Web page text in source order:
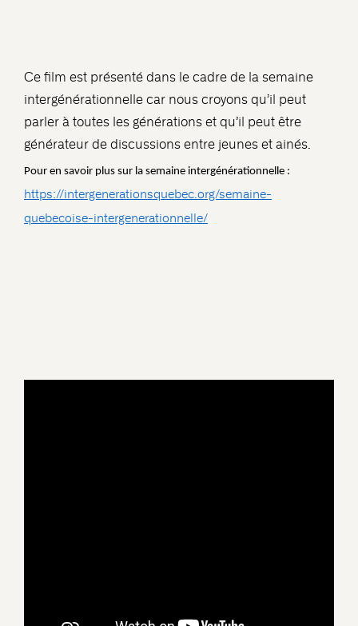
Ce film est présenté dans le cadre de la semaine
intergénérationnelle car nous croyons qu’il peut
parler à toutes les générations et qu’il peut être
générateur de discussions entre jeunes et ainés.
Pour en savoir plus sur la semaine intergénérationnelle :
https://intergenerationsquebec.org/semaine-
quebecoise-intergenerationnelle/